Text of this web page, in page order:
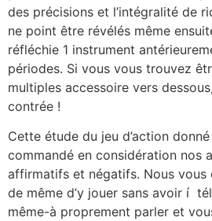
des précisions et l’intégralité de
ne point être révélés même
réfléchie 1 instrument
périodes. Si vous vous trouvez
multiples accessoire vers
contrée !
Cette étude du jeu d’action
commandé en considération nos
affirmatifs et négatifs. Nous vous
de même d’y jouer sans avoir í
même-à proprement parler et